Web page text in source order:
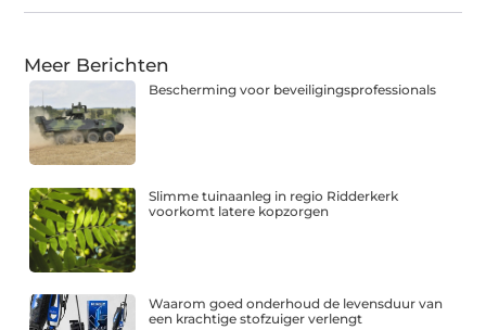
Meer Berichten
Bescherming voor beveiligingsprofessionals
Slimme tuinaanleg in regio Ridderkerk
voorkomt latere kopzorgen
Waarom goed onderhoud de levensduur van
een krachtige stofzuiger verlengt